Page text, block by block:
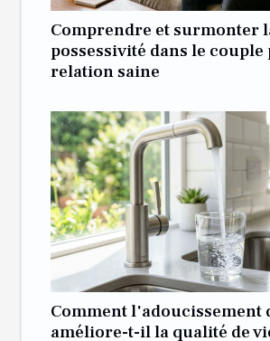
Comprendre et surmonter
possessivité dans le
relation saine
Comment l'adoucissement
améliore-t-il la qualité de